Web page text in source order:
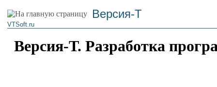
Версия-Т
VTSoft.ru
Версия-Т. Разработка